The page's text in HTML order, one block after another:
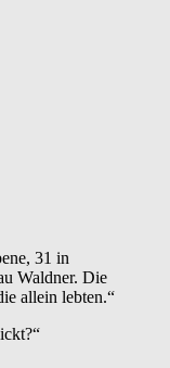
31 in
Waldner. Die
allein lebten.“